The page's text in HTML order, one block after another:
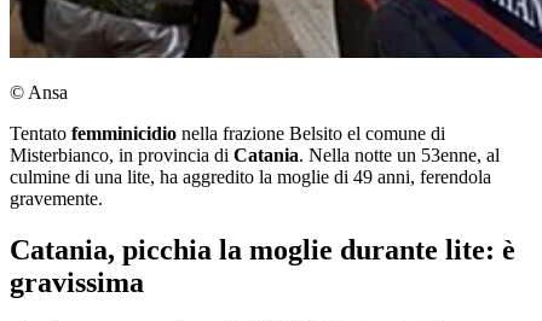
© Ansa
Tentato femminicidio nella frazione Belsito el comune di
Misterbianco, in provincia di Catania. Nella notte un 53enne, al
culmine di una lite, ha aggredito la moglie di 49 anni, ferendola
gravemente.
Catania, picchia la moglie durante lite: è
gravissima